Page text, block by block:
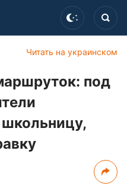
Читать на украинском
под
школьницу,